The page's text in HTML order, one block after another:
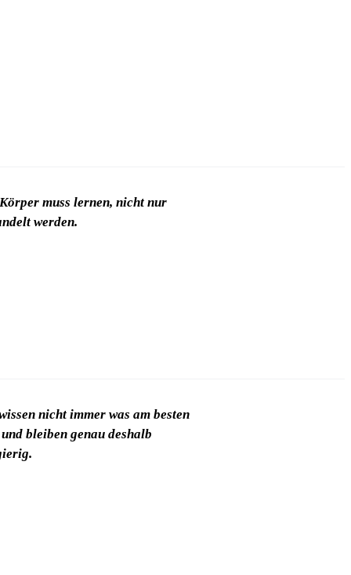
muss lernen, nicht nur
werden.
nicht immer was am besten
bleiben genau deshalb